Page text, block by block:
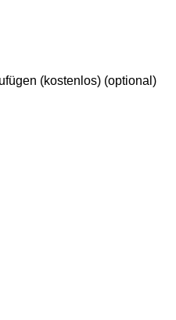
(kostenlos) (optional)